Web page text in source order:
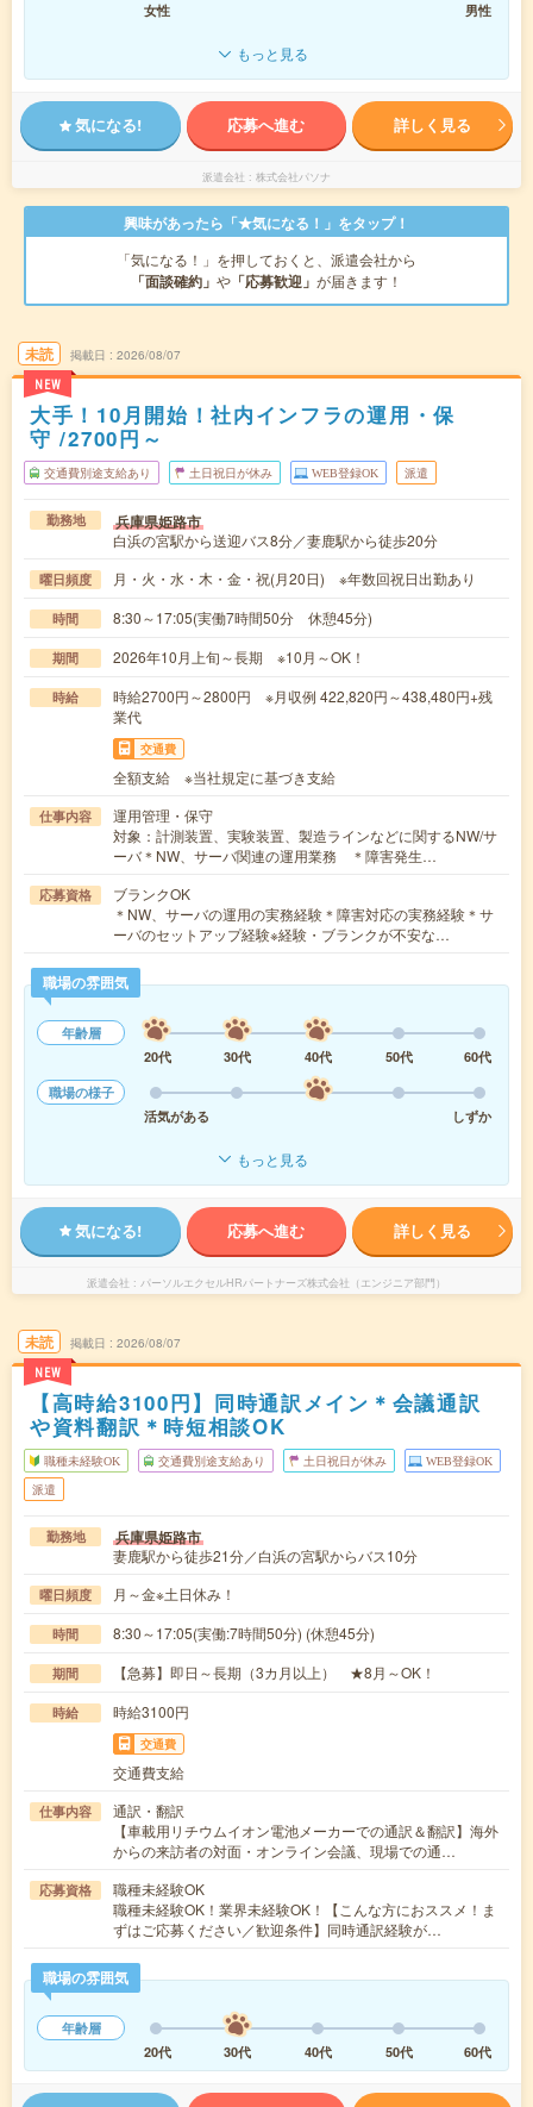
女性
男性
もっと見る
気になる! 応募へ進む 詳しく見る
派遣会社 株式会社パソナ
興味があったら「★気になる！」をタップ！
「気になる！」を押しておくと、派遣会社から
「面談確約」 や 「応募歓迎」 が届きます！
未読
NEW
掲載日 2026/08/07
大手！10月開始！社内インフラの運用・保
守 /2700円～
交通費別途支給あり 土日祝日が休み WEB登録OK 派遣
勤務地 兵庫県姫路市
白浜の宮駅から送迎バス8分／妻鹿駅から徒歩20分
曜日頻度 月・火・水・木・金・祝(月20日) ※年数回祝日出勤あり
時間 8:30～17:05(実働7時間50分 休憩45分)
期間 2026年10月上旬～長期 ※10月～OK！
時給
時給2700円～2800円 ※月収例 422,820円～438,480円+残
業代
交通費
全額支給 ※当社規定に基づき支給
仕事内容
運用管理・保守
対象：計測装置、実験装置、製造ラインなどに関するNW/サ
ーバ＊NW、サーバ関連の運用業務 ＊障害発生…
応募資格
ブランクOK
＊NW、サーバの運用の実務経験＊障害対応の実務経験＊サ
ーバのセットアップ経験※経験・ブランクが不安な…
職場の雰囲気
年齢層
20代
30代 40代 50代
60代
職場の様子
活気がある
しずか
もっと見る
気になる! 応募へ進む 詳しく見る
派遣会社 パーソルエクセルHRパートナーズ株式会社（エンジニア部門）
未読
NEW
掲載日 2026/08/07
【高時給3100円】同時通訳メイン＊会議通訳
や資料翻訳＊時短相談OK
職種未経験OK 交通費別途支給あり 土日祝日が休み WEB登録OK
派遣
勤務地 兵庫県姫路市
妻鹿駅から徒歩21分／白浜の宮駅からバス10分
曜日頻度 月～金※土日休み！
時間 8:30～17:05(実働:7時間50分) (休憩45分)
期間 【急募】即日～長期（3カ月以上） ★8月～OK！
時給 時給3100円
交通費
交通費支給
仕事内容
通訳・翻訳
【車載用リチウムイオン電池メーカーでの通訳＆翻訳】海外
からの来訪者の対面・オンライン会議、現場での通…
応募資格
職種未経験OK
職種未経験OK！業界未経験OK！【こんな方におススメ！ま
ずはご応募ください／歓迎条件】同時通訳経験が…
職場の雰囲気
年齢層
20代
30代 40代 50代 60代